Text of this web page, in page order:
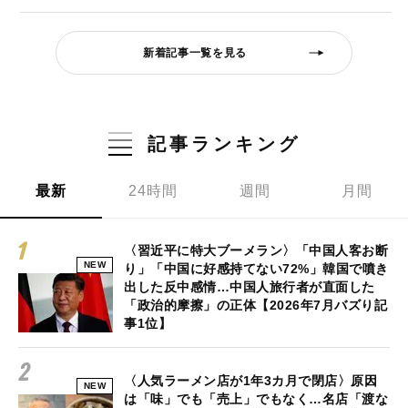
新着記事一覧を見る
記事ランキング
最新 24時間 週間 月間
NEW
〈習近平に特大ブーメラン〉「中国人客お断
り」「中国に好感持てない72%」韓国で噴き
出した反中感情…中国人旅行者が直面した
「政治的摩擦」の正体【2026年7月バズり記
事1位】
NEW
〈人気ラーメン店が1年3カ月で閉店〉原因
は「味」でも「売上」でもなく…名店「渡な